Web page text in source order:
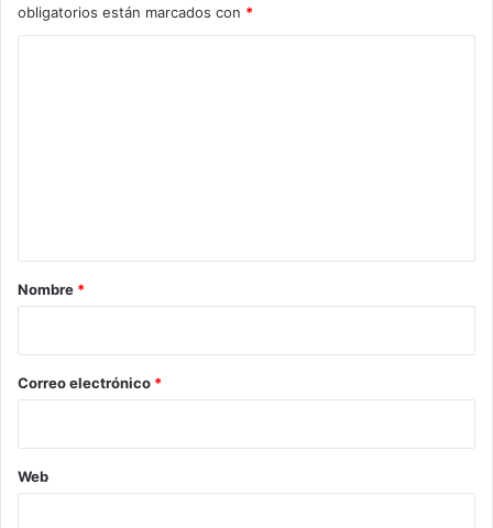
obligatorios están marcados con *
r
*
Nombre *
Correo electrónico *
Web